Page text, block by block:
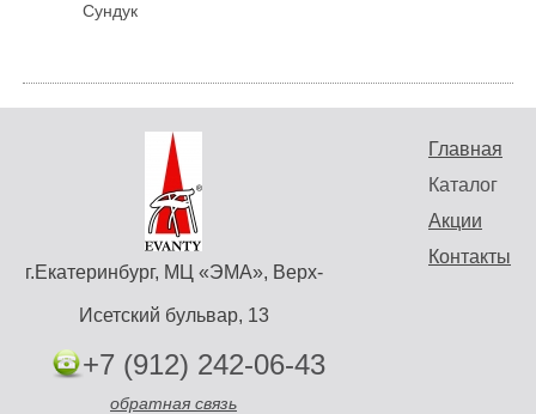
Сундук
Главная
Каталог
Акции
Контакты
г.Екатеринбург, МЦ «ЭМА», Верх-
Исетский бульвар, 13
+7 (912) 242-06-43
обратная связь